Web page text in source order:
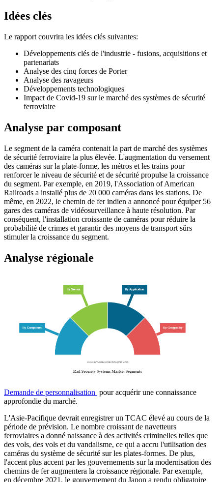
Idées clés
Le rapport couvrira les idées clés suivantes:
Développements clés de l'industrie - fusions, acquisitions et
partenariats
Analyse des cinq forces de Porter
Analyse des ravageurs
Développements technologiques
Impact de Covid-19 sur le marché des systèmes de sécurité
ferroviaire
Analyse par composant
Le segment de la caméra contenait la part de marché des systèmes
de sécurité ferroviaire la plus élevée. L'augmentation du versement
des caméras sur la plate-forme, les métros et les trains pour
renforcer le niveau de sécurité et de sécurité propulse la croissance
du segment. Par exemple, en 2019, l'Association of American
Railroads a installé plus de 20 000 caméras dans les stations. De
même, en 2022, le chemin de fer indien a annoncé pour équiper 56
gares des caméras de vidéosurveillance à haute résolution. Par
conséquent, l'installation croissante de caméras pour réduire la
probabilité de crimes et garantir des moyens de transport sûrs
stimuler la croissance du segment.
Analyse régionale
Demande de personnalisation pour acquérir une connaissance
approfondie du marché.
L'Asie-Pacifique devrait enregistrer un TCAC élevé au cours de la
période de prévision. Le nombre croissant de navetteurs
ferroviaires a donné naissance à des activités criminelles telles que
des vols, des vols et du vandalisme, ce qui a accru l'utilisation des
caméras du système de sécurité sur les plates-formes. De plus,
l'accent plus accent par les gouvernements sur la modernisation des
chemins de fer augmentera la croissance régionale. Par exemple,
en décembre 2021, le gouvernement du Japon a rendu obligatoire